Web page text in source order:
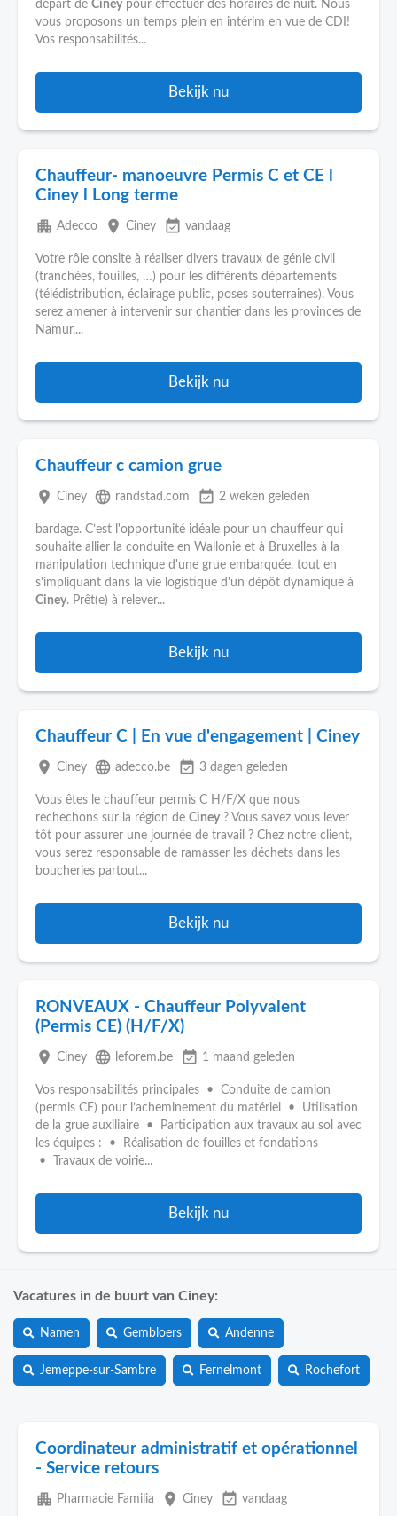
départ de Ciney pour effectuer des horaires de nuit. Nous
vous proposons un temps plein en intérim en vue de CDI!
Vos responsabilités...
Bekijk nu
Chauffeur- manoeuvre Permis C et CE l
Ciney l Long terme
apartment Adecco place Ciney event_available vandaag
Votre rôle consite à réaliser divers travaux de génie civil
(tranchées, fouilles, …) pour les différents départements
(télédistribution, éclairage public, poses souterraines). Vous
serez amener à intervenir sur chantier dans les provinces de
Namur,...
Bekijk nu
Chauffeur c camion grue
place Ciney language randstad.com event_available 2 weken geleden
bardage. C’est l'opportunité idéale pour un chauffeur qui
souhaite allier la conduite en Wallonie et à Bruxelles à la
manipulation technique d'une grue embarquée, tout en
s'impliquant dans la vie logistique d'un dépôt dynamique à
Ciney. Prêt(e) à relever...
Bekijk nu
Chauffeur C | En vue d'engagement | Ciney
place Ciney language adecco.be event_available 3 dagen geleden
Vous êtes le chauffeur permis C H/F/X que nous
rechechons sur la région de Ciney ? Vous savez vous lever
tôt pour assurer une journée de travail ? Chez notre client,
vous serez responsable de ramasser les déchets dans les
boucheries partout...
Bekijk nu
RONVEAUX - Chauffeur Polyvalent
(Permis CE) (H/F/X)
place Ciney language leforem.be event_available 1 maand geleden
Vos responsabilités principales • Conduite de camion
(permis CE) pour l’acheminement du matériel • Utilisation
de la grue auxiliaire • Participation aux travaux au sol avec
les équipes : • Réalisation de fouilles et fondations
• Travaux de voirie...
Bekijk nu
Vacatures in de buurt van Ciney:
Namen Gembloers Andenne
Jemeppe-sur-Sambre Fernelmont Rochefort
Coordinateur administratif et opérationnel
- Service retours
apartment Pharmacie Familia place Ciney event_available vandaag